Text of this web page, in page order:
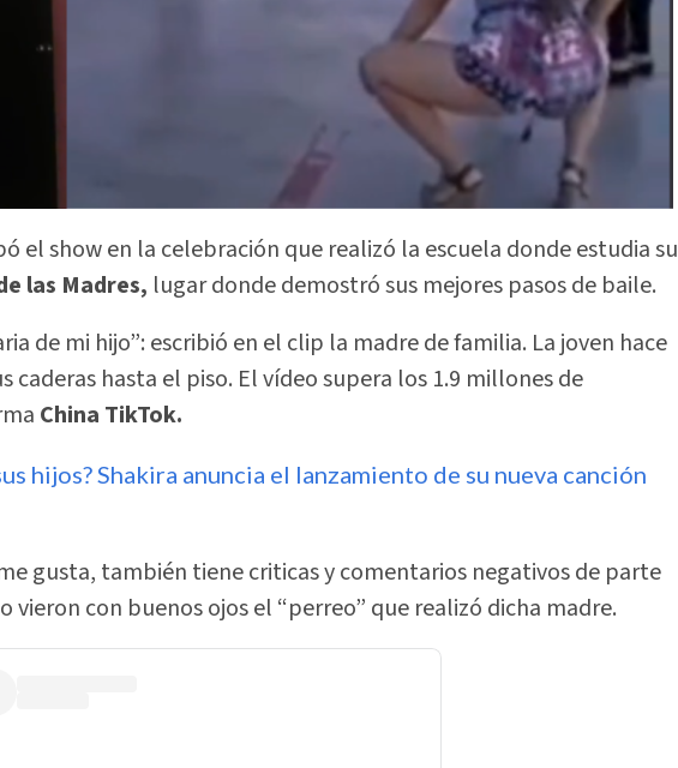
el show en la celebración que realizó la escuela donde estudia su
las Madres, lugar donde demostró sus mejores pasos de baile.
de mi hijo”: escribió en el clip la madre de familia. La joven hace
caderas hasta el piso. El vídeo supera los 1.9 millones de
China TikTok.
hijos? Shakira anuncia el lanzamiento de su nueva canción
gusta, también tiene criticas y comentarios negativos de parte
vieron con buenos ojos el “perreo” que realizó dicha madre.